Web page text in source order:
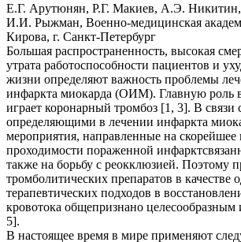
Е.Г. Арутюнян, Р.Г. Макиев, А.Э.
И.И. Рыжман, Военно-медицинская
Кирова, г. Санкт-Петербург
Большая распространенность, высокая
утрата работоспособности пациентов и
жизни определяют важность проблемы
инфаркта миокарда (ОИМ). Главную роль
играет коронарный тромбоз [1, 3]. В связи
определяющими в лечении инфаркта
мероприятия, направленные на скорейшее
проходимости пораженной
также на борьбу с реокклюзией. Поэтому
тромболитических препаратов в качестве
терапевтических подходов в
кровотока общепризнано
5].
В настоящее время в мире применяют